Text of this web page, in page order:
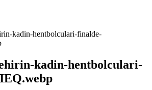
kadin-hentbolculari-finalde-
kadin-hentbolculari-